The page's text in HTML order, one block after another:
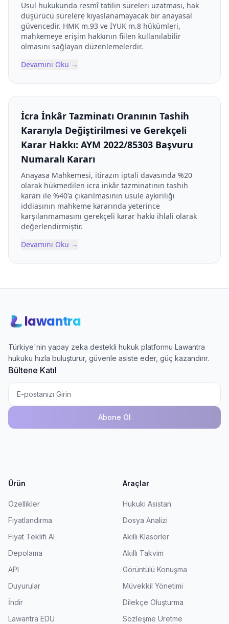
Usul hukukunda resmî tatilin süreleri uzatması, hak
düşürücü sürelere kıyaslanamayacak bir anayasal
güvencedir. HMK m.93 ve İYUK m.8 hükümleri,
mahkemeye erişim hakkının fiilen kullanılabilir
olmasını sağlayan düzenlemelerdir.
Devamını Oku →
İcra İnkâr Tazminatı Oranının Tashih
Kararıyla Değiştirilmesi ve Gerekçeli
Karar Hakkı: AYM 2022/85303 Başvuru
Numaralı Kararı
Anayasa Mahkemesi, itirazın iptali davasında %20
olarak hükmedilen icra inkâr tazminatının tashih
kararı ile %40'a çıkarılmasının usule aykırılığı
iddiasının mahkeme kararında yeterince
karşılanmamasını gerekçeli karar hakkı ihlali olarak
değerlendirmiştir.
Devamını Oku →
lawantra
Türkiye'nin yapay zeka destekli hukuk platformu Lawantra
hukuku hızla buluşturur, güvenle asiste eder, güç kazandırır.
Bültene Katıl
Abone Ol
Ürün
Özellikler
Fiyatlandırma
Fiyat Teklifi Al
Depolama
API
Duyurular
İndir
Lawantra EDU
Araçlar
Hukuki Asistan
Dosya Analizi
Akıllı Klasörler
Akıllı Takvim
Görüntülü Konuşma
Müvekkil Yönetimi
Dilekçe Oluşturma
Sözleşme Üretme